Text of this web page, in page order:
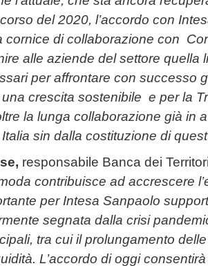
del 2020, l’accordo con
cornice di collaborazione con
alle aziende del settore quella
per affrontare con successo
crescita sostenibile e per la
la lunga collaborazione già in
sin dalla costituzione di
responsabile Banca dei
contribuisce ad accrescere
per Intesa Sanpaolo
segnata dalla crisi
tra cui il prolungamento
L’accordo di oggi